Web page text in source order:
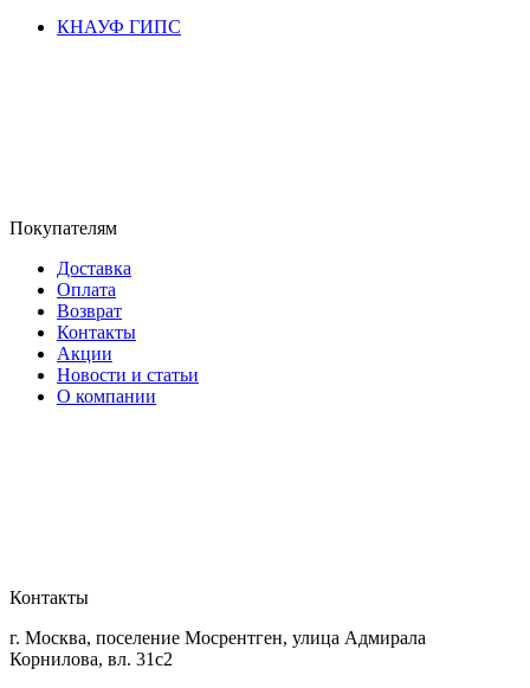
КНАУФ ГИПС
Покупателям
Доставка
Оплата
Возврат
Контакты
Акции
Новости и статьи
О компании
Контакты
г. Москва, поселение Мосрентген, улица Адмирала
Корнилова, вл. 31с2